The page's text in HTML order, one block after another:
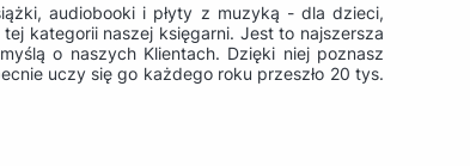
audiobooki i płyty z muzyką - dla dzieci,
kategorii naszej księgarni. Jest to najszersza
o naszych Klientach. Dzięki niej poznasz
uczy się go każdego roku przeszło 20 tys.